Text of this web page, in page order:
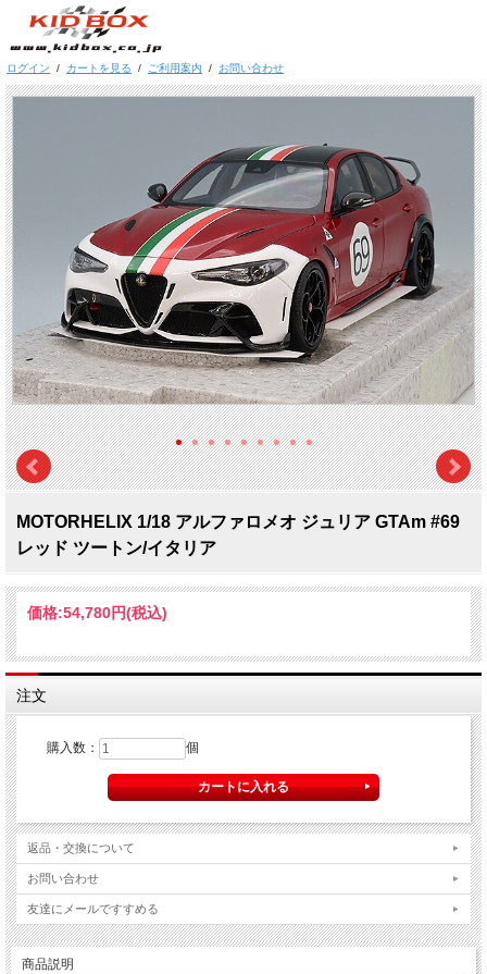
ログイン / カートを見る / ご利用案内 / お問い合わせ
MOTORHELIX 1/18 アルファロメオ ジュリア GTAm #69
レッド ツートン/イタリア
価格:54,780円(税込)
注文
購入数： 個
返品・交換について
お問い合わせ
友達にメールですすめる
商品説明